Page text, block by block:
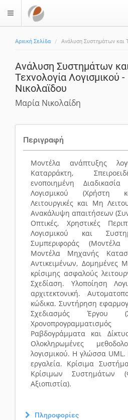
$langMenu
Αρχική Σελίδα Ανάλυση Συστημάτων και
Ανάλυση Συστημάτων
Τεχνολογία Λογισμικού -
Νικολαϊδου
Μαρία Νικολαίδη
Περιγραφή
Μοντέλα ανάπτυξης
Καταρράκτη,
ενοποιημένη
Λογισμικού (Χρήστη
Λειτουργικές και Μη
Ανακάλυψη απαιτήσεων
Οπτικές, Χρηστικές
Λογισμικού και
Συμπεριφοράς
Μοντέλα Μηχανής
Αντικειμένων, Δομημένες
κρίσιμης ασφαλούς
Σχεδίαση. Υλοποίηση
αρχιτεκτονική.
κώδικα. Συντήρηση
Σχεδιασμός Έργου
Ραβδογράμματα και
Ολοκληρωμένες
λογισμικού. Η γλώσσα UML.
εργαλεία. Κρίσιμα
Κρίσιμων Συστημάτων
Αξιοπιστία).
Πληροφορίες